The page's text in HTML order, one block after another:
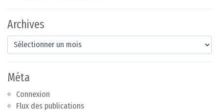
Archives
Archives
Méta
Connexion
Flux des publications